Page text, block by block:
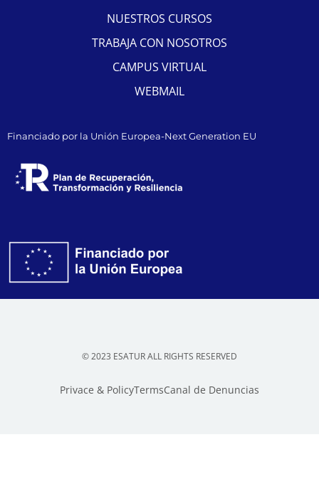
NUESTROS CURSOS
TRABAJA CON NOSOTROS
CAMPUS VIRTUAL
WEBMAIL
Financiado por la Unión Europea-Next Generation EU
© 2023 ESATUR ALL RIGHTS RESERVED
Privace & PolicyTermsCanal de Denuncias